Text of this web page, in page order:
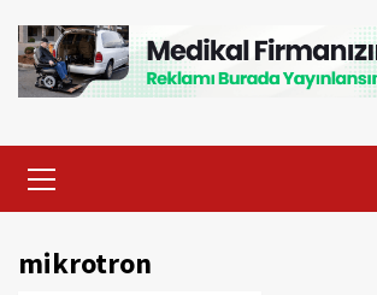
Menu
mikrotron